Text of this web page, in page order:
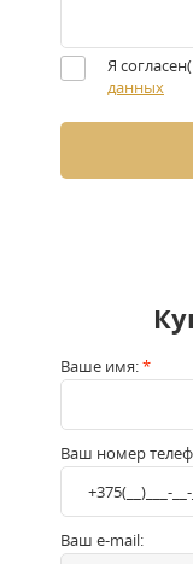
Я
данных
Ваше имя:*
Ваш номер
Ваш e-mail: